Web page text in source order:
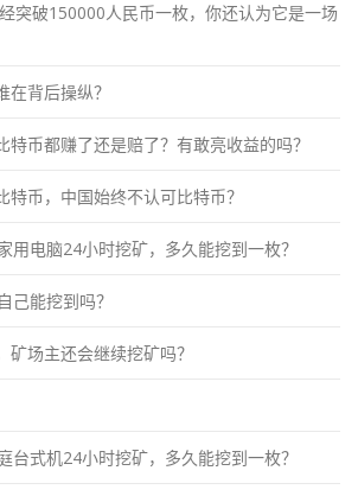
突破150000人民币一枚，你还认为它是一场
在背后操纵？
特币都赚了还是赔了？有敢亮收益的吗？
特币，中国始终不认可比特币？
用电脑24小时挖矿，多久能挖到一枚？
己能挖到吗？
场主还会继续挖矿吗？
台式机24小时挖矿，多久能挖到一枚？